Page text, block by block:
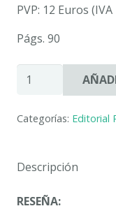
PVP: 12 Euros
Págs. 90
TODOS
DE
LUNA.
LOURDES
Categorías: Editorial
Descripción
RESEÑA: